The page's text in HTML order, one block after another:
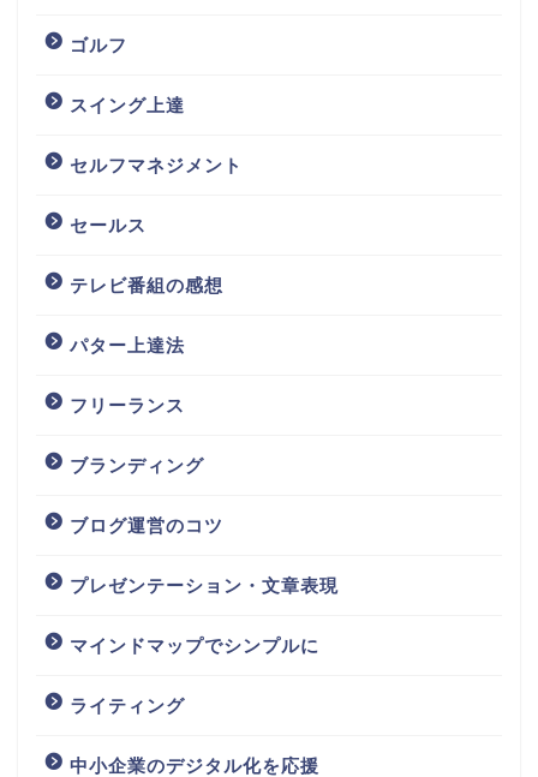
ゴルフ
スイング上達
セルフマネジメント
セールス
テレビ番組の感想
パター上達法
フリーランス
ブランディング
ブログ運営のコツ
プレゼンテーション・文章表現
マインドマップでシンプルに
ライティング
中小企業のデジタル化を応援